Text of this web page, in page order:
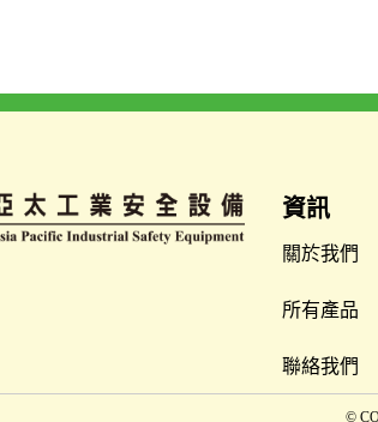
資訊
關於我們
所有產品
聯絡我們
©